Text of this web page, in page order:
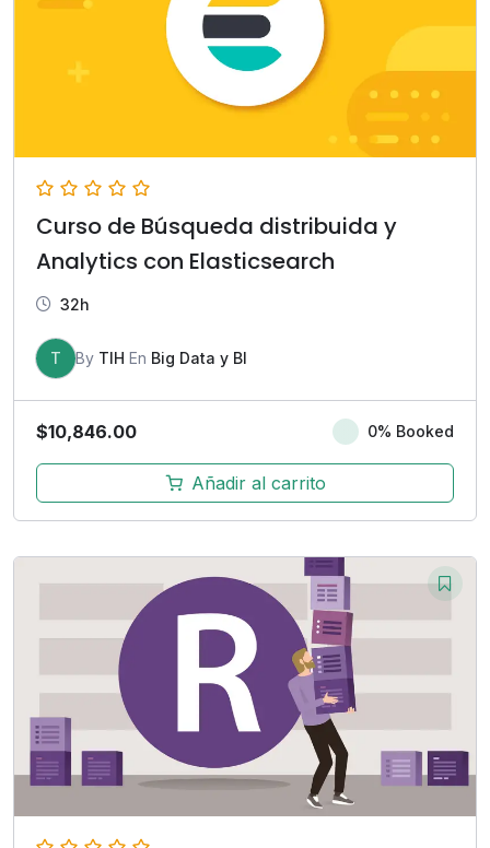
Curso de Búsqueda distribuida y
Analytics con Elasticsearch
32h
T By TIH En Big Data y BI
$10,846.00 0% Booked
Añadir al carrito